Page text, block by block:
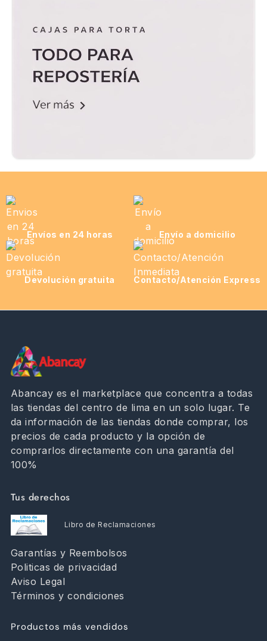
Envíos en 24 horas Envío a domicilio
Devolución gratuita Contacto/Atención Express
Abancay es el marketplace que concentra a todas
las tiendas del centro de lima en un solo lugar. Te
da información de las tiendas donde comprar, los
precios de cada producto y la opción de
comprarlos directamente con una garantía del
100%
Tus derechos
Libro de Reclamaciones
Garantías y Reembolsos
Politicas de privacidad
Aviso Legal
Términos y condiciones
Productos más vendidos